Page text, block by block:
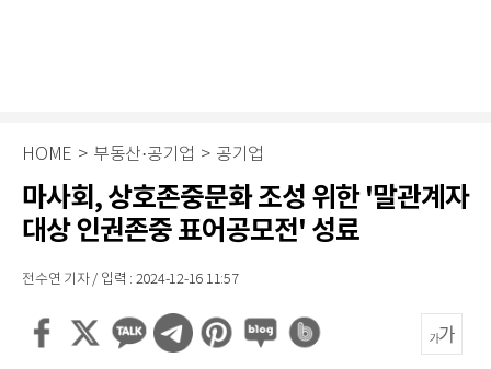
HOME > 부동산·공기업 > 공기업
마사회, 상호존중문화 조성 위한 '말관계자
대상 인권존중 표어공모전' 성료
전수연 기자 / 입력 : 2024-12-16 11:57